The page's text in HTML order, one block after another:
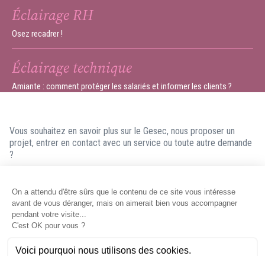
Éclairage RH
Osez recadrer !
Éclairage technique
Amiante : comment protéger les salariés et informer les clients ?
Vous souhaitez en savoir plus sur le Gesec, nous proposer un
projet, entrer en contact avec un service ou toute autre demande
?
répondre dans les meilleurs délais.